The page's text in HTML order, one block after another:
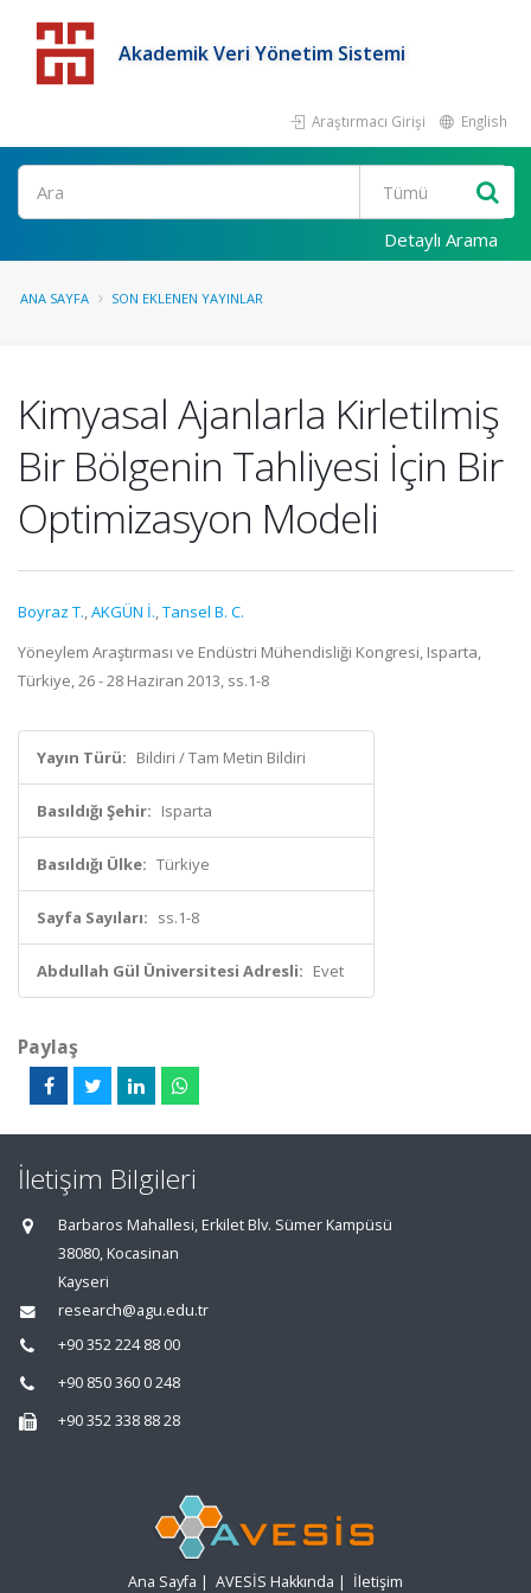
Akademik Veri Yönetim Sistemi
Araştırmacı Girişi English
Detaylı Arama
ANA SAYFA SON EKLENEN YAYINLAR
Kimyasal Ajanlarla Kirletilmiş
Bir Bölgenin Tahliyesi İçin Bir
Optimizasyon Modeli
Boyraz T.,AKGÜN İ.,Tansel B. C.
Yöneylem Araştırması ve Endüstri Mühendisliği Kongresi, Isparta,
Türkiye, 26 - 28 Haziran 2013, ss.1-8
Yayın Türü: Bildiri / Tam Metin Bildiri
Basıldığı Şehir: Isparta
Basıldığı Ülke: Türkiye
Sayfa Sayıları: ss.1-8
Abdullah Gül Üniversitesi Adresli: Evet
Paylaş
İletişim Bilgileri
Barbaros Mahallesi, Erkilet Blv. Sümer Kampüsü
38080, Kocasinan
Kayseri
research@agu.edu.tr
+90 352 224 88 00
+90 850 360 0 248
+90 352 338 88 28
Ana Sayfa | AVESİS Hakkında | İletişim